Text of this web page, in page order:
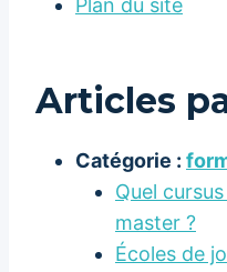
Plan du site
Articles
Catégorie :
Quel
master ?
Écoles de